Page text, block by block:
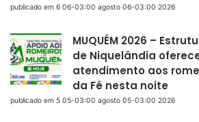
publicado em 6 06-03:00 agosto 06-03:00 2026
MUQUÉM 2026 –
de Niquelândia
atendimento aos
da Fé nesta noite
publicado em 5 05-03:00 agosto 05-03:00 2026